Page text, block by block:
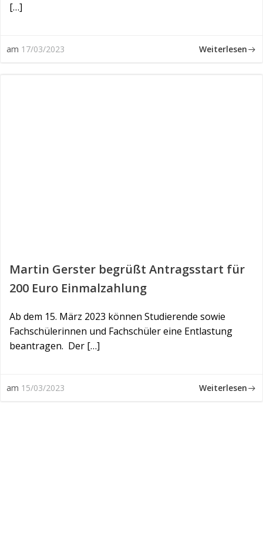
[…]
am 17/03/2023 Weiterlesen
Martin Gerster begrüßt Antragsstart für
200 Euro Einmalzahlung
Ab dem 15. März 2023 können Studierende sowie
Fachschülerinnen und Fachschüler eine Entlastung
beantragen. Der […]
am 15/03/2023 Weiterlesen